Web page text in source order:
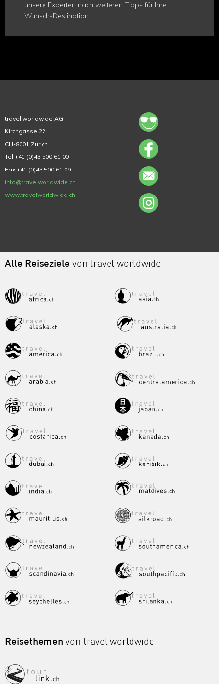
unsere Experten nach weiteren Tipps für Ihre
Wunsch-Destination!
travel worldwide AG
Kirchgasse 22
CH-8001 Zürich
Tel +41 (0)43 500 61 00
Fax +41 (0)43 500 61 09
info@travelworldwide.ch
www.travelworldwide.ch
Alle Reiseziele von travel worldwide
Reisethemen von travel worldwide